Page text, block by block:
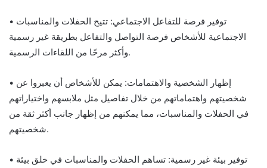
• توفير فرصة للتفاعل الاجتماعي: تتيح الحفلات والمناسبات
الاجتماعية للأشخاص فرصة التواصل والتفاعل بطريقة غير رسمية
وأكثر مرحًا من اللقاءات الرسمية.
• إظهار الشخصية والاهتمامات: يمكن للأشخاص أن يعبروا عن
شخصيتهم واهتماماتهم من خلال تفاصيل مثل ملابسهم واختياراتهم
في الحفلات والمناسبات، مما يمكنهم من إظهار جانب أكثر ثقة من
شخصيتهم.
• توفير بيئة غير رسمية: تساهم الحفلات والمناسبات في خلق بيئة